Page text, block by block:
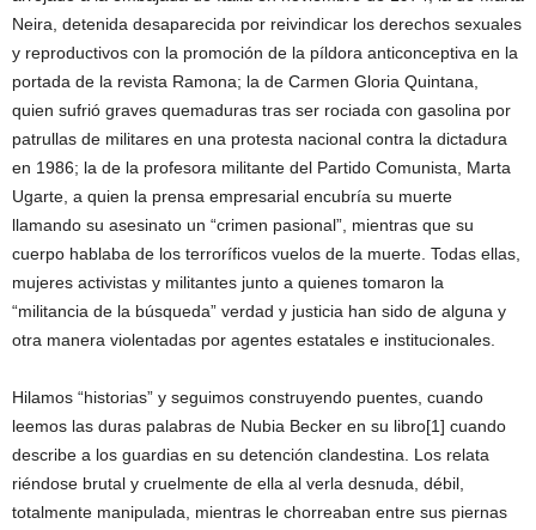
Neira, detenida desaparecida por reivindicar los derechos sexuales
y reproductivos con la promoción de la píldora anticonceptiva en la
portada de la revista Ramona; la de Carmen Gloria Quintana,
quien sufrió graves quemaduras tras ser rociada con gasolina por
patrullas de militares en una protesta nacional contra la dictadura
en 1986; la de la profesora militante del Partido Comunista, Marta
Ugarte, a quien la prensa empresarial encubría su muerte
llamando su asesinato un “crimen pasional”, mientras que su
cuerpo hablaba de los terroríficos vuelos de la muerte. Todas ellas,
mujeres activistas y militantes junto a quienes tomaron la
“militancia de la búsqueda” verdad y justicia han sido de alguna y
otra manera violentadas por agentes estatales e institucionales.
Hilamos “historias” y seguimos construyendo puentes, cuando
leemos las duras palabras de Nubia Becker en su libro[1] cuando
describe a los guardias en su detención clandestina. Los relata
riéndose brutal y cruelmente de ella al verla desnuda, débil,
totalmente manipulada, mientras le chorreaban entre sus piernas